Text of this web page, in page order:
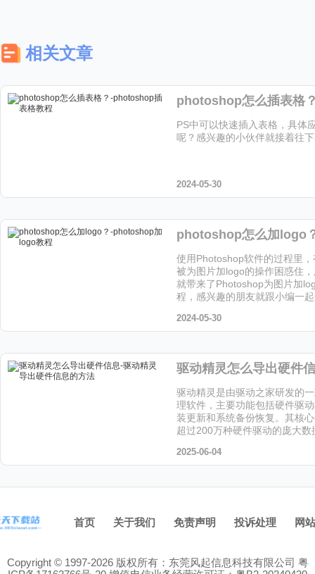
相关文章
PS中可以快速插入表格，具体
呢？感兴趣的小伙伴就接着往
2024-05-30
使用Photoshop软件的过程里
被为图片加logo的操作困惑住
就带来了Photoshop为图片加
程，感兴趣的朋友就跟小编一
2024-05-30
驱动精灵是由驱动之家研发的
理软件，主要功能包括硬件驱
装更新和系统备份恢复。其核
超过200万种硬件驱动的庞大数
2025-06-04
首页 关于我们 免责声明 投诉处理 网
Copyright © 1997-2026 版权所有：东莞风起信息科技有限公司 粤